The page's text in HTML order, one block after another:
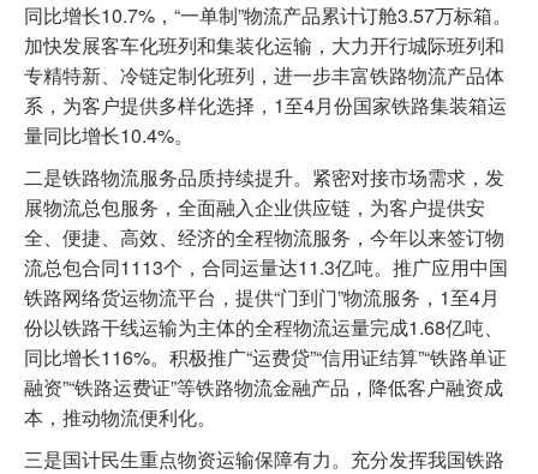
同比增长10.7%，“一单制”物流产品累计订舱3.57万标箱。
加快发展客车化班列和集装化运输，大力开行城际班列和
专精特新、冷链定制化班列，进一步丰富铁路物流产品体
系，为客户提供多样化选择，1至4月份国家铁路集装箱运
量同比增长10.4%。
二是铁路物流服务品质持续提升。紧密对接市场需求，发
展物流总包服务，全面融入企业供应链，为客户提供安
全、便捷、高效、经济的全程物流服务，今年以来签订物
流总包合同1113个，合同运量达11.3亿吨。推广应用中国
铁路网络货运物流平台，提供“门到门”物流服务，1至4月
份以铁路干线运输为主体的全程物流运量完成1.68亿吨、
同比增长116%。积极推广“运费贷”“信用证结算”“铁路单证
融资”“铁路运费证”等铁路物流金融产品，降低客户融资成
本，推动物流便利化。
三是国计民生重点物资运输保障有力。充分发挥我国铁路